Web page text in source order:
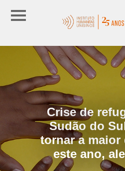
Crise de
Sudão do
tornar a maior
este ano,